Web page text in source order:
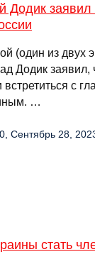
Додик
(один из двух
Додик заявил,
с
…
Сентябрь 28,
стать